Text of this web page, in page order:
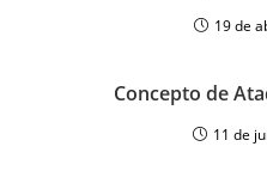
19 de
Concepto de
11 de